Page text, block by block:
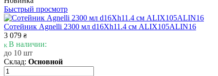
Быстрый просмотр
Сотейник Agnelli 2300 мл d16Xh11.4 см ALIX105ALIN16
3 079 ₴
В наличии:
до 10 шт
Склад: Основной